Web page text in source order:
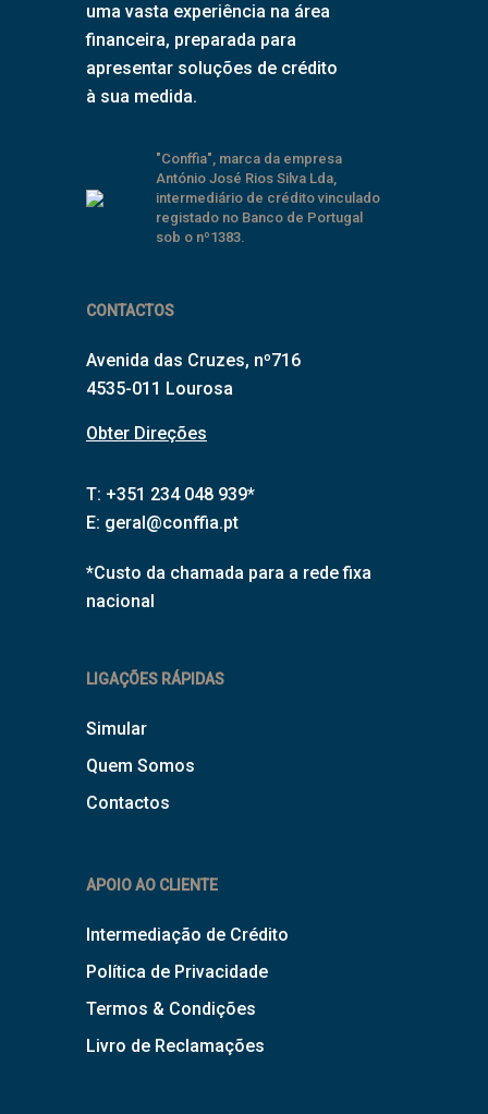
uma vasta experiência na área
financeira, preparada para
apresentar soluções de crédito
à sua medida.
"Conffia", marca da empresa
António José Rios Silva Lda,
intermediário de crédito vinculado
registado no Banco de Portugal
sob o nº1383.
CONTACTOS
Avenida das Cruzes, nº716
4535-011 Lourosa
Obter Direções
T: +351 234 048 939*
E: geral@conffia.pt
*Custo da chamada para a rede fixa
nacional
LIGAÇÕES RÁPIDAS
Simular
Quem Somos
Contactos
APOIO AO CLIENTE
Intermediação de Crédito
Política de Privacidade
Termos & Condições
Livro de Reclamações